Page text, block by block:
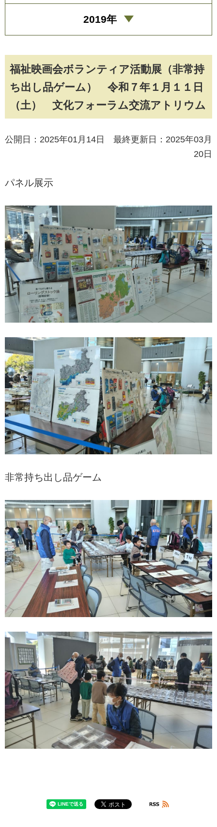
福祉映画会ボランティア活動展（非常持
ち出し品ゲーム） 令和７年１月１１日
（土） 文化フォーラム交流アトリウム
公開日：2025年01月14日 最終更新日：2025年03月
20日
パネル展示
非常持ち出し品ゲーム
2019年